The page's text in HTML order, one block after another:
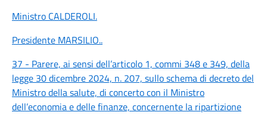
Ministro CALDEROLI.
Presidente MARSILIO..
37 - Parere, ai sensi dell’articolo 1, commi 348 e 349, della
legge 30 dicembre 2024, n. 207, sullo schema di decreto del
Ministro della salute, di concerto con il Ministro
dell’economia e delle finanze, concernente la ripartizione